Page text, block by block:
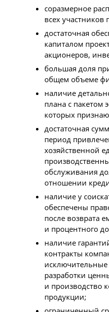
соразмерное
всех участников
достаточная
капиталом
акционеров,
большая доля
общем объеме
наличие
плана с пакетом
которых
достаточная
период
хозяйственной
обслуживания
отношении
наличие у
обеспечены
после возврата
и процентного
наличие
контракты
исключительные
разработки
и производство
продукции;